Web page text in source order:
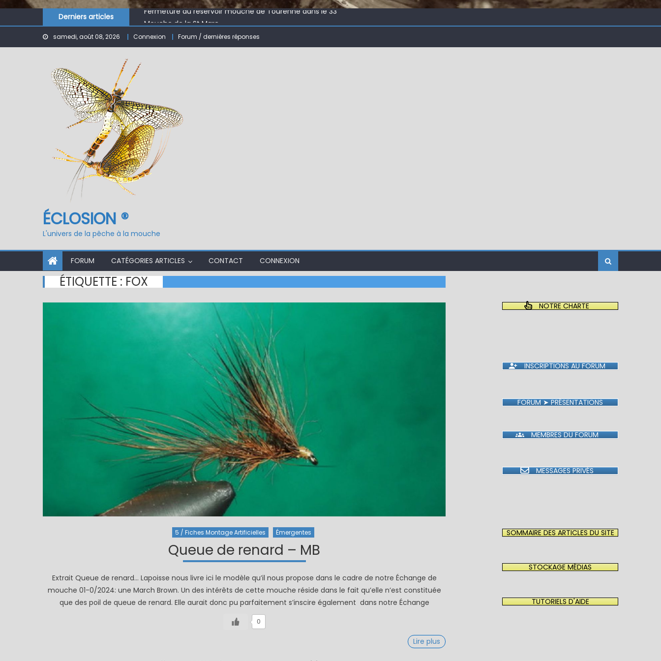
Derniers articles
Fermeture du réservoir mouche de Tourenne dans le 33
Le réservoir de BANSON ( 63 )
Nymphe pour NAV – Rubberball
samedi, août 08, 2026 Connexion Forum / dernières réponses
ÉCLOSION ®
L'univers de la pêche à la mouche
FORUM CATÉGORIES ARTICLES CONTACT CONNEXION
ÉTIQUETTE :FOX
5 / Fiches Montage Artificielles Émergentes
Queue de renard – MB
Extrait Queue de renard… Lapoisse nous livre ici le modèle qu’il nous propose dans le cadre de notre Échange de
mouche 01-0/2024: une March Brown. Un des intérêts de cette mouche réside dans le fait qu’elle n’est constituée
que des poil de queue de renard. Elle aurait donc pu parfaitement s’inscire également dans notre Échange
0
Lire plus
NOTRE CHARTE
INSCRIPTIONS AU FORUM
FORUM ➤ PRÉSENTATIONS
MEMBRES DU FORUM
MESSAGES PRIVÉS
SOMMAIRE DES ARTICLES DU SITE
STOCKAGE MÉDIAS
TUTORIELS D'AIDE